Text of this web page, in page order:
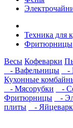
Техника для
Фритюрницы
Весы Кофеварки
- Вафельницы
-
Кухонные
- Мясорубки
-
Фритюрницы
-
плиты
-